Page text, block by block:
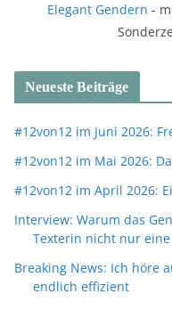
Elegant Gendern -
Neueste Beiträge
#12von12 im Juni 2026:
#12von12 im Mai 2026:
#12von12 im April 2026:
Interview: Warum das
Texterin nicht nur
Breaking News: Ich höre
endlich effizient